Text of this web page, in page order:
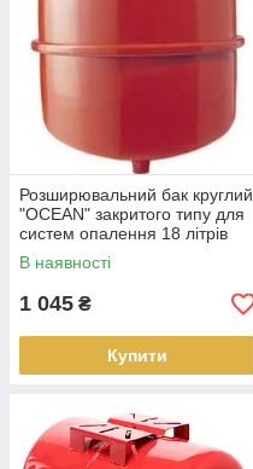
Розширювальний бак круглий
"OCEAN" закритого типу для
систем опалення 18 літрів
В наявності
1 045 ₴
Купити